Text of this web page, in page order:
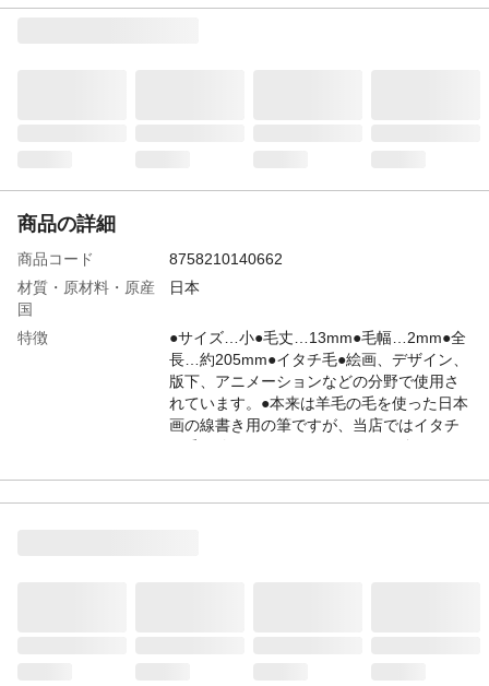
商品の詳細
商品コード
8758210140662
材質・原材料・原産
国
日本
特徴
●サイズ…小●毛丈…13mm●毛幅…2mm●全
長…約205mm●イタチ毛●絵画、デザイン、
版下、アニメーションなどの分野で使用さ
れています。●本来は羊毛の毛を使った日本
画の線書き用の筆ですが、当店ではイタチ